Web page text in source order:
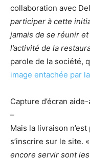
collaboration avec
participer à cette
jamais de se réunir
l’activité de la
parole de la société,
image entachée par
Capture d’écran
–
Mais la livraison
s’inscrire sur le site. «
encore servir sont